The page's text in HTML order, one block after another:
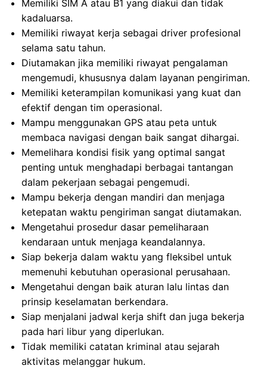
Memiliki SIM A atau B1 yang diakui dan tidak
kadaluarsa.
Memiliki riwayat kerja sebagai driver profesional
selama satu tahun.
Diutamakan jika memiliki riwayat pengalaman
mengemudi, khususnya dalam layanan pengiriman.
Memiliki keterampilan komunikasi yang kuat dan
efektif dengan tim operasional.
Mampu menggunakan GPS atau peta untuk
membaca navigasi dengan baik sangat dihargai.
Memelihara kondisi fisik yang optimal sangat
penting untuk menghadapi berbagai tantangan
dalam pekerjaan sebagai pengemudi.
Mampu bekerja dengan mandiri dan menjaga
ketepatan waktu pengiriman sangat diutamakan.
Mengetahui prosedur dasar pemeliharaan
kendaraan untuk menjaga keandalannya.
Siap bekerja dalam waktu yang fleksibel untuk
memenuhi kebutuhan operasional perusahaan.
Mengetahui dengan baik aturan lalu lintas dan
prinsip keselamatan berkendara.
Siap menjalani jadwal kerja shift dan juga bekerja
pada hari libur yang diperlukan.
Tidak memiliki catatan kriminal atau sejarah
aktivitas melanggar hukum.